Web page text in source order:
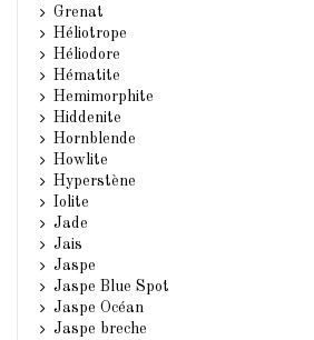
Grenat
Héliotrope
Héliodore
Hématite
Hemimorphite
Hiddenite
Hornblende
Howlite
Hyperstène
Iolite
Jade
Jais
Jaspe
Jaspe Blue Spot
Jaspe Océan
Jaspe breche